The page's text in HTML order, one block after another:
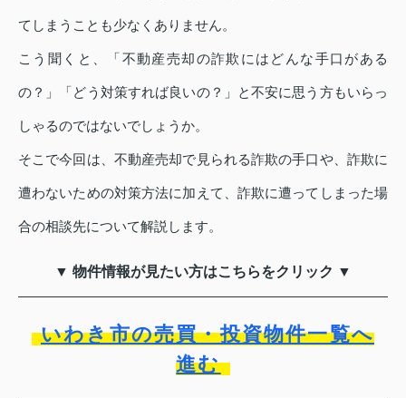
てしまうことも少なくありません。
こう聞くと、「不動産売却の詐欺にはどんな手口がある
の？」「どう対策すれば良いの？」と不安に思う方もいらっ
しゃるのではないでしょうか。
そこで今回は、不動産売却で見られる詐欺の手口や、詐欺に
遭わないための対策方法に加えて、詐欺に遭ってしまった場
合の相談先について解説します。
▼ 物件情報が見たい方はこちらをクリック ▼
いわき市の売買・投資物件一覧へ
進む